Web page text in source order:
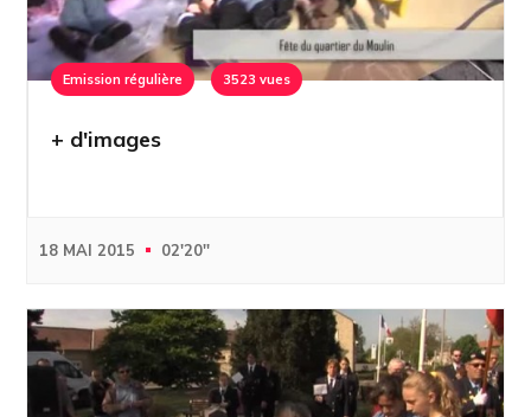
Emission régulière 3523 vues
+ d'images
18 MAI 2015 02'20''